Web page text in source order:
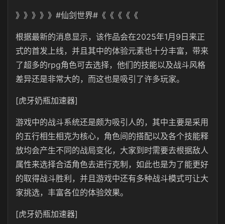
》》》》》#仙剑世界#《《《《《
根据最新的消息显示，该作品会在2025年1月9日来正
式的首发上线，并且其中的体验元素也十分丰富，带来
了超多的rpg角色可去选择，他们的技能以及战斗风格
差异还是非常大的，而这也是吸引了许多玩家。
[虎牙奶瓶加速器]
游戏中的战斗系统还是颇为吸引人的，其中主要是采用
的五行相生相克为核心，角色间的搭配以及各个技能释
放均会产生不同的战局变化，大家到时需要去根据敌人
属性来选择合适角色去进行克制，如此也是为了能更好
的取得战斗胜利，并且游戏中还有多种战斗模式可让大
家挑选，丰富各位的体验效果。
[虎牙奶瓶加速器]